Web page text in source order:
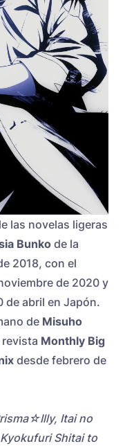
las novelas ligeras
Bunko de la
2018, con el
de 2020 y
de abril en Japón.
de Misuho
Monthly Big
desde febrero de
Itai no
Shitai to